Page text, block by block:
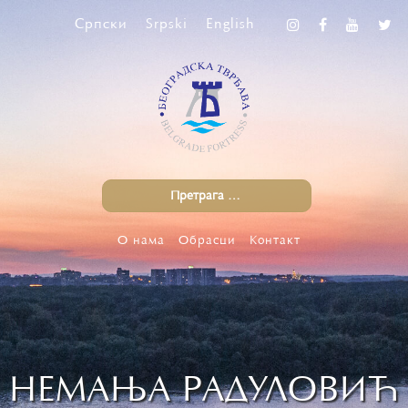
Српски Srpski English
О нама Обрасци Контакт
НЕМАЊА РАДУЛОВИЋ